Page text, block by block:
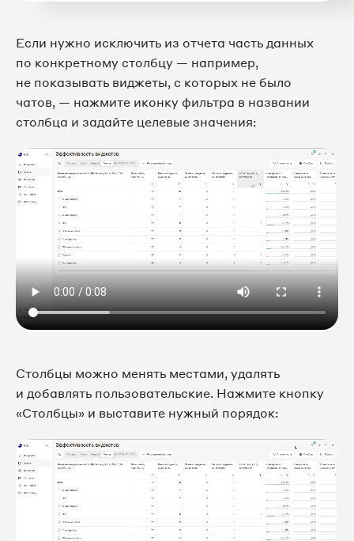
Если нужно исключить из отчета часть данных
по конкретному столбцу — например,
не показывать виджеты, с которых не было
чатов, — нажмите иконку фильтра в названии
столбца и задайте целевые значения:
Столбцы можно менять местами, удалять
и добавлять пользовательские. Нажмите кнопку
«Столбцы» и выставите нужный порядок: